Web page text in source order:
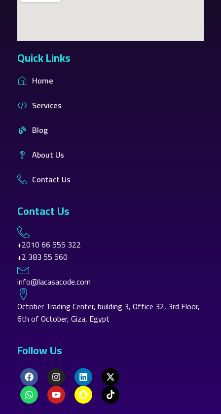
Quick Links
Home
Services
Blog
About Us
Contact Us
Contact Us
+2010 66 555 322
+2 383 55 560
info@lacasacode.com
October Trading Center, building 3, Office 32, 3rd Floor,
6th of October, Giza, Egypt
Follow Us